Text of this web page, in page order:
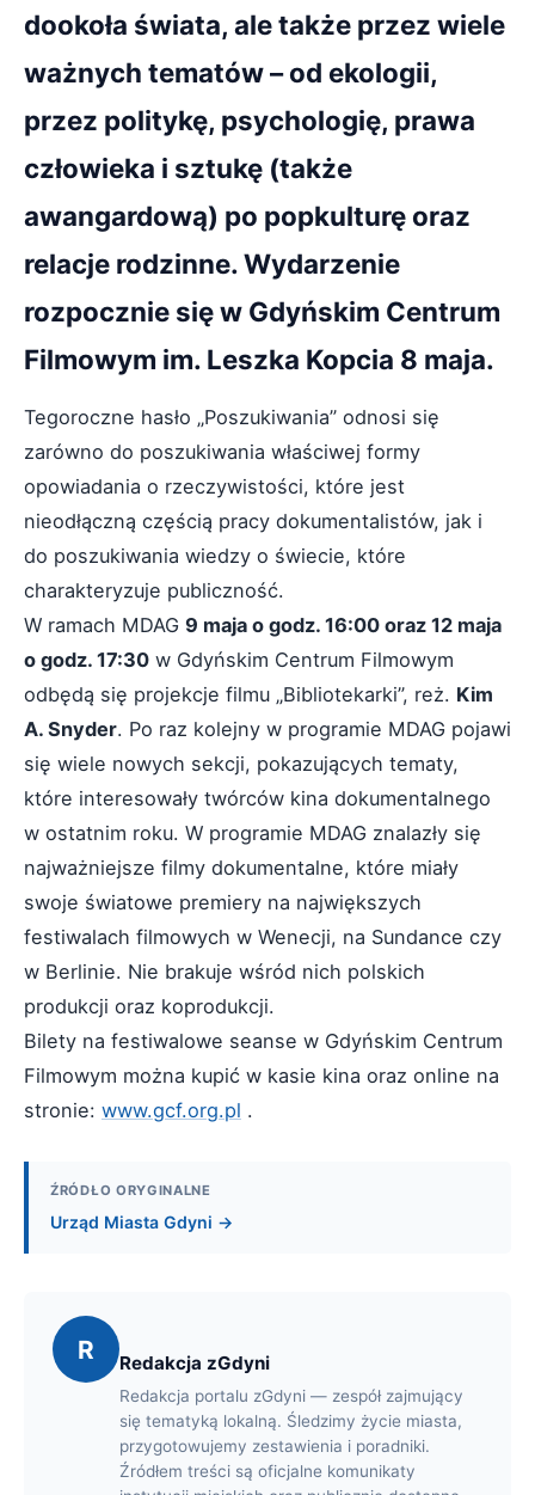
dookoła świata, ale także przez wiele
ważnych tematów – od ekologii,
przez politykę, psychologię, prawa
człowieka i sztukę (także
awangardową) po popkulturę oraz
relacje rodzinne. Wydarzenie
rozpocznie się w Gdyńskim Centrum
Filmowym im. Leszka Kopcia 8 maja.
Tegoroczne hasło „Poszukiwania” odnosi się
zarówno do poszukiwania właściwej formy
opowiadania o rzeczywistości, które jest
nieodłączną częścią pracy dokumentalistów, jak i
do poszukiwania wiedzy o świecie, które
charakteryzuje publiczność.
W ramach MDAG 9 maja o godz. 16:00 oraz 12 maja
o godz. 17:30 w Gdyńskim Centrum Filmowym
odbędą się projekcje filmu „Bibliotekarki”, reż. Kim
A. Snyder. Po raz kolejny w programie MDAG pojawi
się wiele nowych sekcji, pokazujących tematy,
które interesowały twórców kina dokumentalnego
w ostatnim roku. W programie MDAG znalazły się
najważniejsze filmy dokumentalne, które miały
swoje światowe premiery na największych
festiwalach filmowych w Wenecji, na Sundance czy
w Berlinie. Nie brakuje wśród nich polskich
produkcji oraz koprodukcji.
Bilety na festiwalowe seanse w Gdyńskim Centrum
Filmowym można kupić w kasie kina oraz online na
stronie: www.gcf.org.pl .
ŹRÓDŁO ORYGINALNE
Urząd Miasta Gdyni →
R Redakcja zGdyni
Redakcja portalu zGdyni — zespół zajmujący
się tematyką lokalną. Śledzimy życie miasta,
przygotowujemy zestawienia i poradniki.
Źródłem treści są oficjalne komunikaty